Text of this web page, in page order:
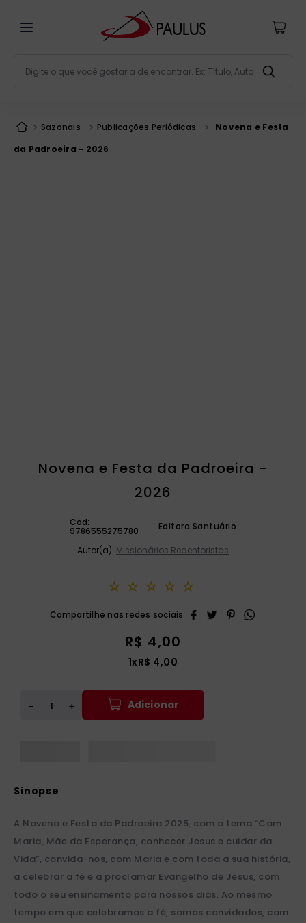
Sazonais Publicações Periódicas
Novena e Festa
da Padroeira - 2026
Novena e Festa da Padroeira -
2026
Cod:
9786555275780 Editora Santuário
Autor(a): Missionários Redentoristas
☆ ☆ ☆ ☆ ☆
R$ 4,00
1xR$ 4,00
＋
－ Adicionar
A Novena e Festa da Padroeira 2025, com o tema “Com
Maria, Mãe da Esperança, conhecer Jesus e cuidar da
Vida”, convida-nos, com Maria e com toda a sua história,
a celebrar a fé e a proclamar Evangelho de Jesus, com
todo o seu ensinamento para nossos dias. Ao mesmo
tempo em que celebramos a fé, somos convidados, com
bíblia
2º liturgia